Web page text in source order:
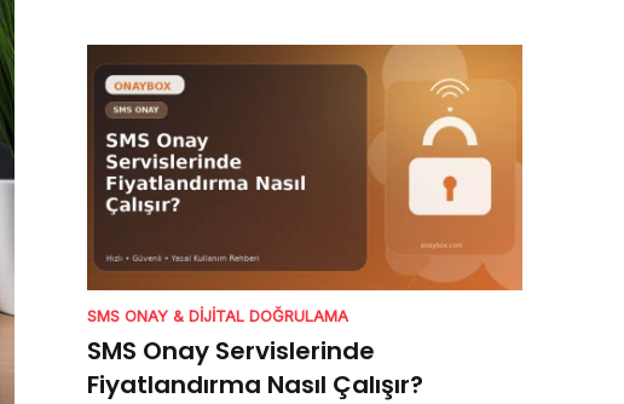
SMS ONAY & DIJITAL DOĞRULAMA
SMS Onay Servislerinde
Fiyatlandırma Nasıl Çalışır?